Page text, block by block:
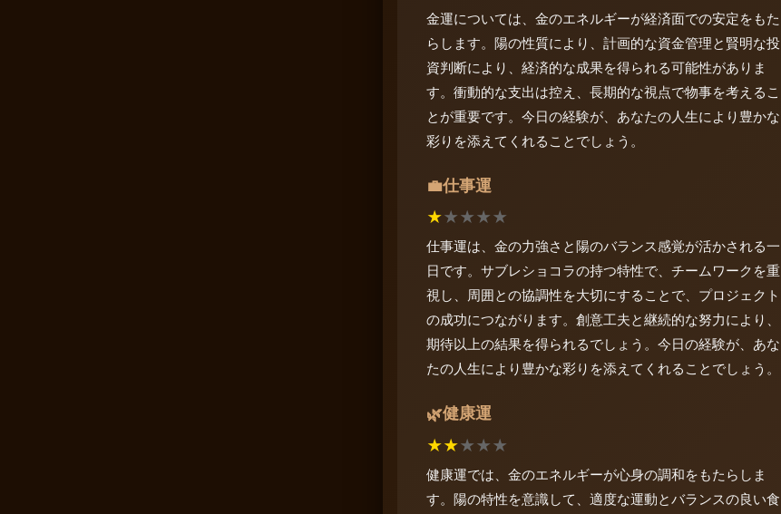
金運については、金のエネルギーが経済面での安定をもた
らします。陽の性質により、計画的な資金管理と賢明な投
資判断により、経済的な成果を得られる可能性がありま
す。衝動的な支出は控え、長期的な視点で物事を考えるこ
とが重要です。今日の経験が、あなたの人生により豊かな
彩りを添えてくれることでしょう。
💼仕事運
★★★★★
仕事運は、金の力強さと陽のバランス感覚が活かされる一
日です。サブレショコラの持つ特性で、チームワークを重
視し、周囲との協調性を大切にすることで、プロジェクト
の成功につながります。創意工夫と継続的な努力により、
期待以上の結果を得られるでしょう。今日の経験が、あな
たの人生により豊かな彩りを添えてくれることでしょう。
🌿健康運
★★★★★
健康運では、金のエネルギーが心身の調和をもたらしま
す。陽の特性を意識して、適度な運動とバランスの良い食